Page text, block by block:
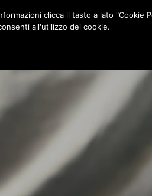
CONTATTI
clicca il tasto a lato "Cookie
all'utilizzo dei cookie.